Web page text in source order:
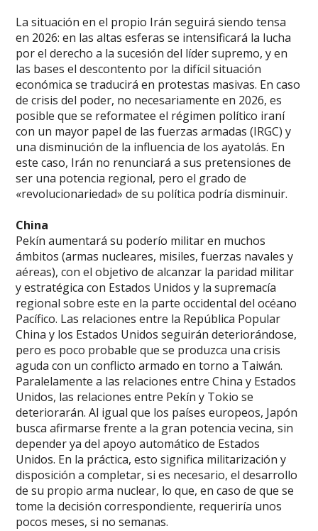
La situación en el propio Irán seguirá siendo tensa
en 2026: en las altas esferas se intensificará la lucha
por el derecho a la sucesión del líder supremo, y en
las bases el descontento por la difícil situación
económica se traducirá en protestas masivas. En caso
de crisis del poder, no necesariamente en 2026, es
posible que se reformatee el régimen político iraní
con un mayor papel de las fuerzas armadas (IRGC) y
una disminución de la influencia de los ayatolás. En
este caso, Irán no renunciará a sus pretensiones de
ser una potencia regional, pero el grado de
«revolucionariedad» de su política podría disminuir.
China
Pekín aumentará su poderío militar en muchos
ámbitos (armas nucleares, misiles, fuerzas navales y
aéreas), con el objetivo de alcanzar la paridad militar
y estratégica con Estados Unidos y la supremacía
regional sobre este en la parte occidental del océano
Pacífico. Las relaciones entre la República Popular
China y los Estados Unidos seguirán deteriorándose,
pero es poco probable que se produzca una crisis
aguda con un conflicto armado en torno a Taiwán.
Paralelamente a las relaciones entre China y Estados
Unidos, las relaciones entre Pekín y Tokio se
deteriorarán. Al igual que los países europeos, Japón
busca afirmarse frente a la gran potencia vecina, sin
depender ya del apoyo automático de Estados
Unidos. En la práctica, esto significa militarización y
disposición a completar, si es necesario, el desarrollo
de su propio arma nuclear, lo que, en caso de que se
tome la decisión correspondiente, requeriría unos
pocos meses, si no semanas.